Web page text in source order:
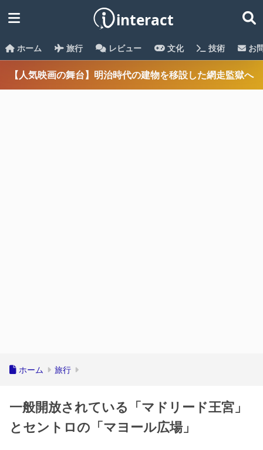
ホーム 旅行 レビュー 文化 技術 お
【人気映画の舞台】明治時代の建物を移設した網走監獄へ
ホーム 旅行
一般開放されている「マドリード王宮」
とセントロの「マヨール広場」